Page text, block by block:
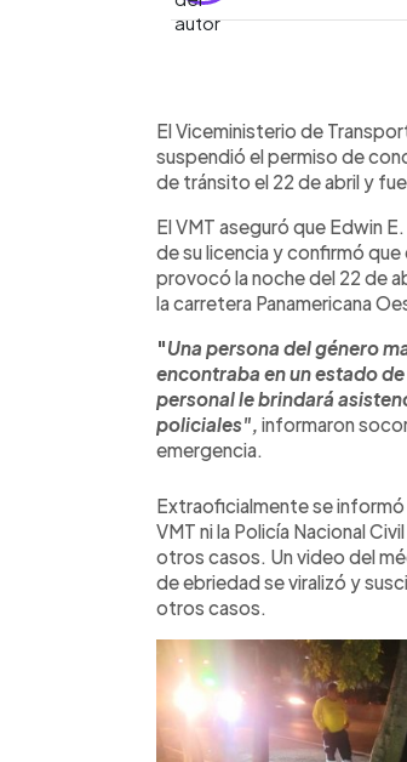
► Escuchar
El Viceministerio de
suspendió el permiso de
de tránsito el 22 de abril y
El VMT aseguró que Edwin
de su licencia y confirmó
provocó la noche del 22 de
la carretera Panamericana
"Una persona del género
encontraba en un estado
personal le brindará
policiales", informaron
emergencia.
Extraoficialmente se
VMT ni la Policía Nacional
otros casos. Un video del
de ebriedad se viralizó y
otros casos.